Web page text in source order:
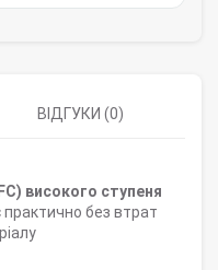
ВІДГУКИ (0)
високого ступеня
практично без втрат